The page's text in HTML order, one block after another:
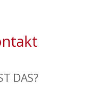
DAS?